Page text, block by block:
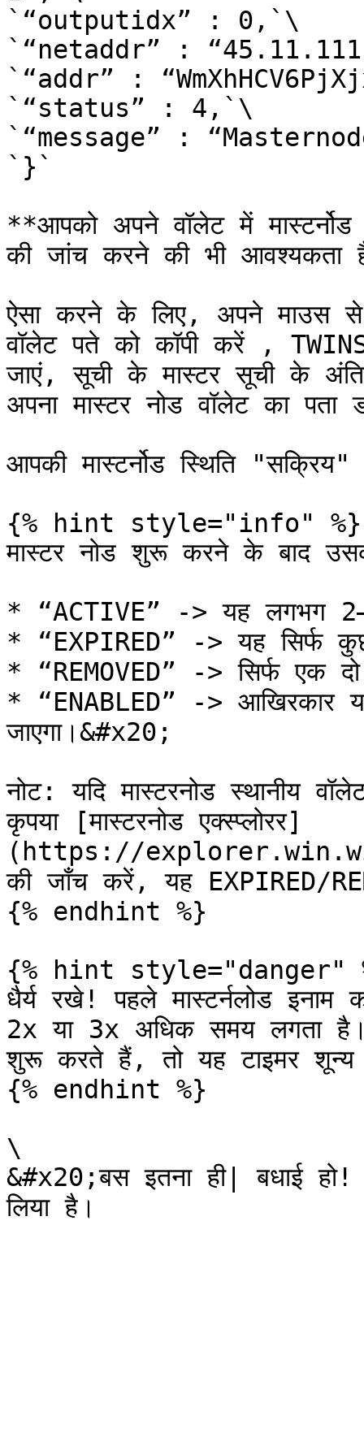
`“outputidx” : 0,`\
`“netaddr” :
`“addr” :
`“status” : 4,`\
`“message” :
`}`
**आपको अपने वॉलेट में मास्टर्नोड
की जांच करने की भी आवश्यकता
ऐसा करने के लिए, अपने माउस से
वॉलेट पते को कॉपी करें ,
जाएं, सूची के मास्‍टर सूची के
अपना मास्टर नोड वॉलेट का
आपकी मास्टर्नोड स्थिति
{% hint style="info" %}
मास्टर नोड शुरू करने के बाद
* “ACTIVE” -> यह लगभग
* “EXPIRED” -> यह सिर्फ
* “REMOVED” -> सिर्फ एक
* “ENABLED” -> आखिरकार
जाएगा।&#x20;
नोट: यदि मास्टरनोड स्थानीय
कृपया [मास्टरनोड एक्स्प्लोरर]
(https://
की जाँच करें, यह EXPIRED/
{% endhint %}
{% hint style="danger"
धैर्य रखे! पहले मास्टर्नलोड इनाम
2x या 3x अधिक समय लगता है।
शुरू करते हैं, तो यह टाइमर शून्य
{% endhint %}
\
&#x20;बस इतना ही| बधाई हो!